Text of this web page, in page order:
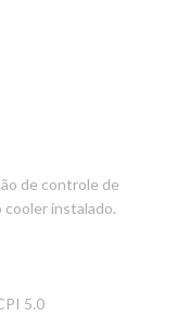
de controle de
instalado.
5.0